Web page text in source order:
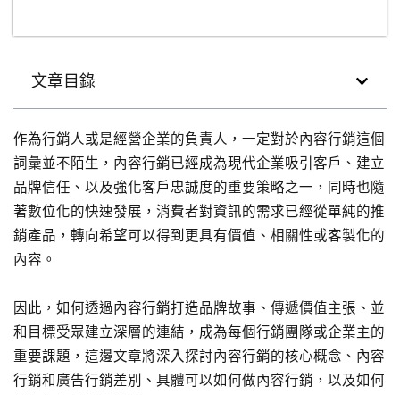
文章目錄
作為行銷人或是經營企業的負責人，一定對於內容行銷這個
詞彙並不陌生，內容行銷已經成為現代企業吸引客戶、建立
品牌信任、以及強化客戶忠誠度的重要策略之一，同時也隨
著數位化的快速發展，消費者對資訊的需求已經從單純的推
銷產品，轉向希望可以得到更具有價值、相關性或客製化的
內容。
因此，如何透過內容行銷打造品牌故事、傳遞價值主張、並
和目標受眾建立深層的連結，成為每個行銷團隊或企業主的
重要課題，這邊文章將深入探討內容行銷的核心概念、內容
行銷和廣告行銷差別、具體可以如何做內容行銷，以及如何